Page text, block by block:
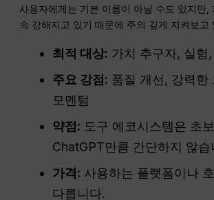
사용자에게는 기본 이름이 아닐 수도 있지만,
속 강해지고 있기 때문에 주의 깊게 지켜보고
최적 대상: 가치 추구자, 실험
주요 강점: 품질 개선, 강력한
모멘텀
약점: 도구 에코시스템은 초
ChatGPT만큼 간단하지 않습
가격: 사용하는 플랫폼이나
다릅니다.